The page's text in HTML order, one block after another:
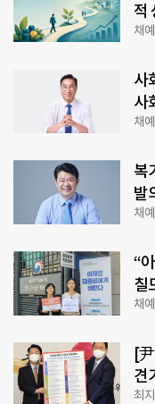
적
채
사
사
채
복
발
채
“
칠
채
[
견
최